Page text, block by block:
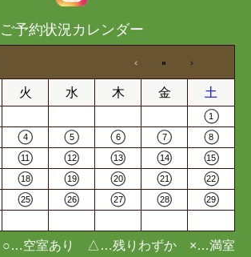
ご予約状況カレンダー
火 水 木 金 土
1
4 5 6 7 8
11 12 13 14 15
18 19 20 21 22
25 26 27 28 29
○…空室あり △…残りわずか ×…満室